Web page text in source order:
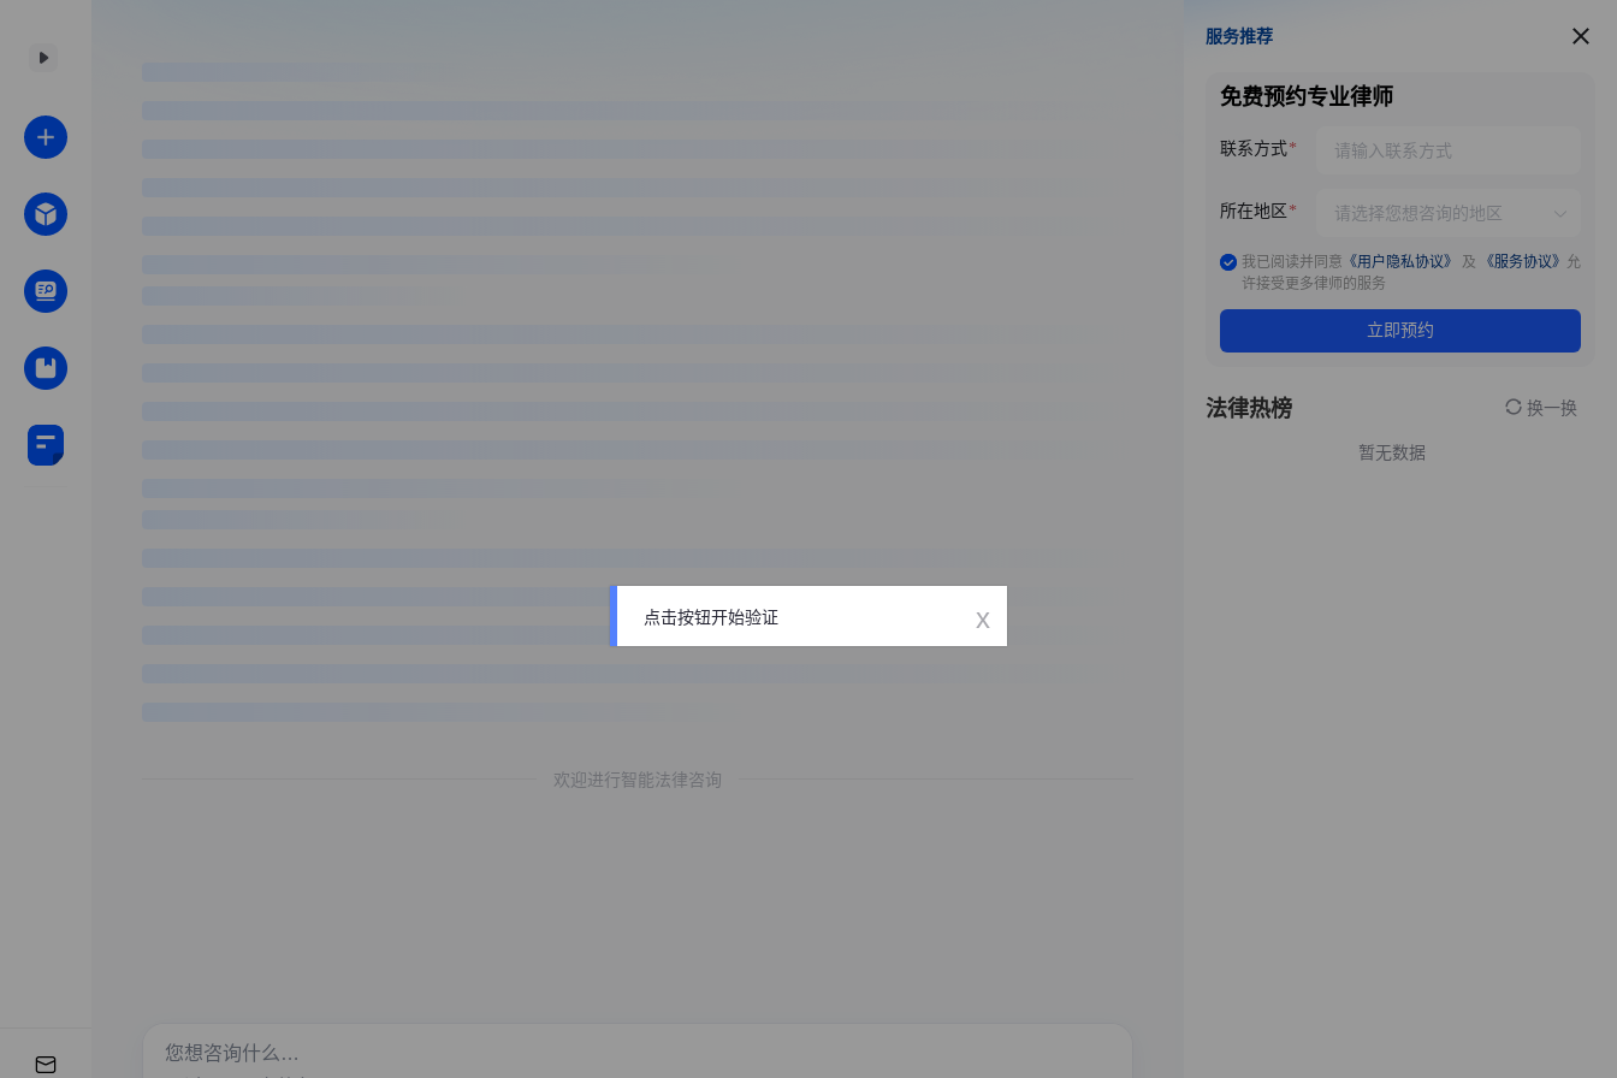
欢迎进行智能法律咨询
服务推荐
服务推荐
免费预约专业律师
联系方式
所在地区
我已阅读并同意 《用户隐私协议》 及 《服务协议》 允
许接受更多律师的服务
立即预约
法律热榜 换一换
暂无数据
点击按钮开始验证 x